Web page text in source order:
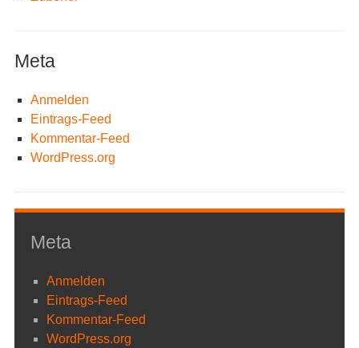
Meta
Anmelden
Eintrags-Feed
Kommentar-Feed
WordPress.org
Meta
Anmelden
Eintrags-Feed
Kommentar-Feed
WordPress.org